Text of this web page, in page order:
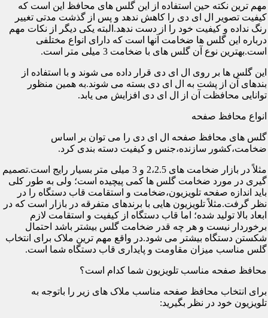
مهم ترین نکته حین استفاده از این گلس های محافظ این است که
کیفیت تصویر ال ای دی را کاهش ندهد و پس از گذشت مدتی تغییر
رنگ نداده و کیفیت خود را از دست ندهد.البته یکی دیگر از نکات مهم
درباره این گلس ها ضخامت آنها است که دارای انواع مختلفی
است.بهترین نوع آن گلس های با ضخامت 3 میلی متر است.
این گلس ها بر روی ال ای دی قرار داده می شوند و با استفاده از
بندهای آن از پشت به ال ای دی بسته می شوند.به همین منظور
توانایی محافظت آن از ال ای دی افزایش می یابد.
انواع محافظ صفحه
گلس های محافظ صفحه ال ای دی را می توان بر اساس
ضخامت،کشور سازنده،جنس و کیفیت دسته بندی کرد.
مثلاً در بازار ضخامت های 2،2.5 و 3 میلی متر بسیار رایج است.تصمیم
گیری در مورد ضخامت گلس ها کمی پیچیده است؛ ولی به طور کلی
باید اندازه صفحه تلویزیون،ضخامت و استقامت قاب دستگاه را در
نظر گرفت.مثلاً تلویزیون هایی با برندهای متفرقه در بازار است که در
ابعاد بالا تولید شده؛ اما قاب دستگاه از کیفیت و استقامت لازم
برخوردار نیست و هر چه قدر ضخامت گلس بیشتر باشد احتمال
شکستن دستگاه بیشتر می شود.در واقع مهم ترین ملاک برای انتخاب
گلس مناسب میزان مقاومت و پایداری قاب دستگاه شما است.
محافظ صفحه مناسب تلویزیون شما کدام است؟
برای انتخاب محافظ صفحه مناسب ملاک های زیر را باتوجه به
تلویزیون خود در نظر بگیرید: